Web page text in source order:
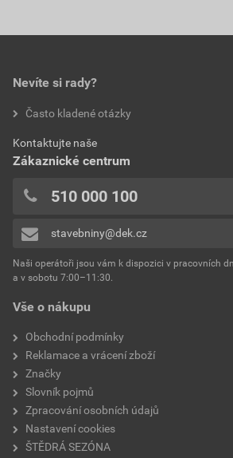
Vše o nákupu
Obchodní podmínky
Reklamace a vrácení zboží
Značky
Slovník pojmů
Zpracování osobních údajů
Nastavení cookies
ŠTĚDRÁ SEZÓNA
Nevíte si rady?
Často kladené otázky
Kontaktujte naše
Zákaznické centrum
510 000 100
stavebniny@dek.cz
Naši operátoři jsou vám k dispozici v pracovních
a v sobotu 7:00–11:30.